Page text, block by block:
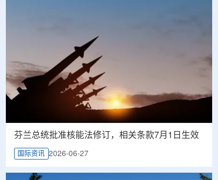
芬兰总统批准核能法修订，相关条款7月1日生效
国际资讯 2026-06-27